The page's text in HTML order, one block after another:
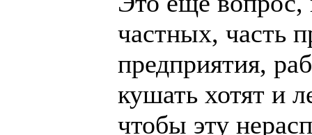
частных, часть
предприятия,
кушать хотят и
чтобы эту